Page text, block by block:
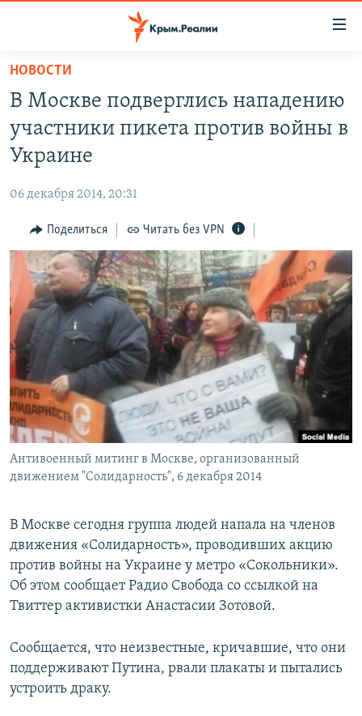
Вернуться
основному
содержанию
Вернутся
главной
навигации
Вернутся
поиску
11 ЛЕТ ОККУПАЦИИ КРЫМА. 11 ИСТОРИЙ СОПРОТИВЛЕНИЯ
ВОДА
ЕЩЕ
ИНТЕРАКТИВ
ИНФОГРАФИКА
ТЕЛЕПРОЕКТ КРЫМ.РЕАЛИИ
СОВЕТЫ ПРАВОЗАЩИТНИКОВ
ПРОПАВШИЕ БЕЗ ВЕСТИ
ПОБЕДИТЕЛЕЙ НЕ СУДЯТ?
КРЫМ.НЕПОКОРЕННЫЙ
ELIFBE
УКРАИНСКАЯ ПРОБЛЕМА КРЫМА
РАДІО СВОБОДА
КАК ОБОЙТИ БЛОКИРОВКУ
Українською
Qırımtatar
ПРИСОЕДИНЯЙТЕСЬ!
Все сайты RFE/RL
НОВОСТИ
В Москве подверглись нападению
участники пикета против войны в
Украине
06 декабря 2014, 20:31
Поделиться Читать без VPN
Антивоенный митинг в Москве, организованный
движением "Солидарность", 6 декабря 2014
В Москве сегодня группа людей напала на членов
движения «Солидарность», проводивших акцию
против войны на Украине у метро «Сокольники».
Об этом сообщает Радио Свобода со ссылкой на
Твиттер активистки Анастасии Зотовой.
Сообщается, что неизвестные, кричавшие, что они
поддерживают Путина, рвали плакаты и пытались
устроить драку.